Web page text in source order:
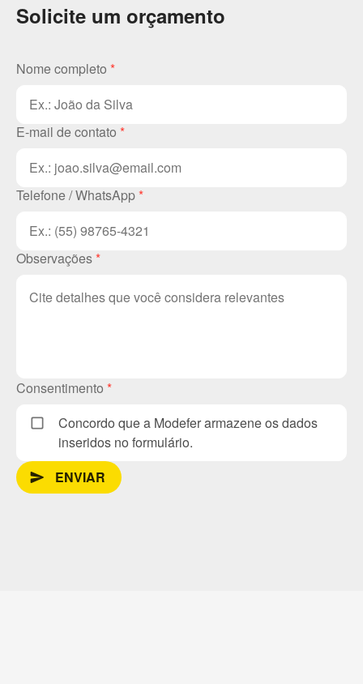
Solicite um orçamento
Nome completo *
E-mail de contato *
Telefone / WhatsApp *
Observações *
Consentimento *
Concordo que a Modefer armazene os dados
inseridos no formulário.
send_messageENVIAR